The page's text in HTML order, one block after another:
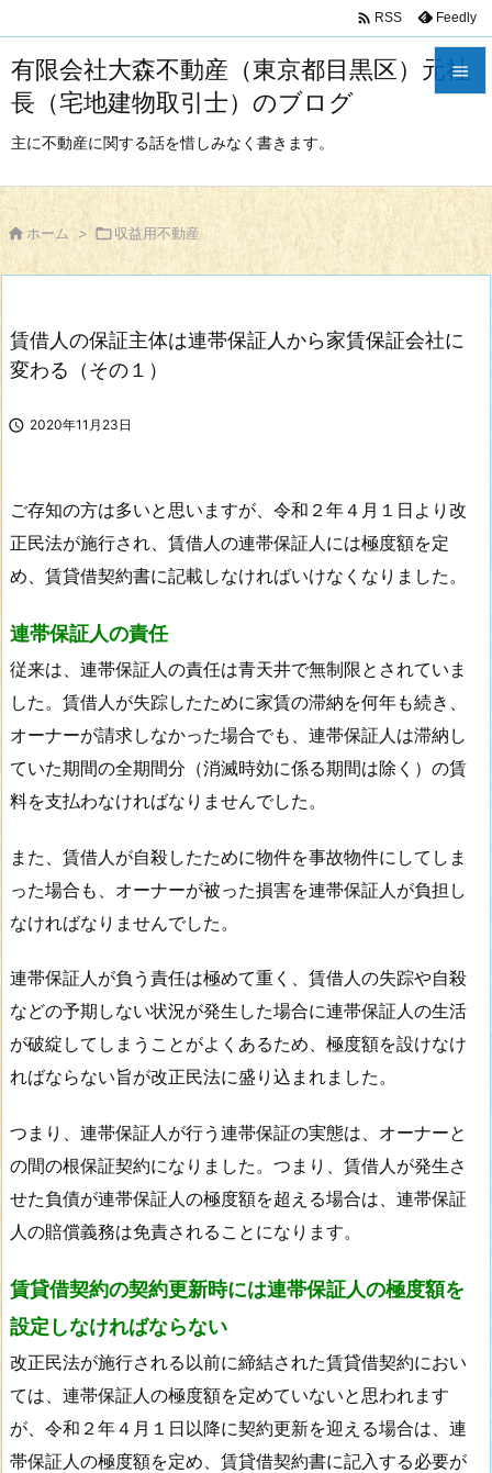
有限会社大森不動産（東京都目黒区）元社
長（宅地建物取引士）のブログ
主に不動産に関する話を惜しみなく書きます。

サイド

前へ

 RSS Feedly
 ホーム > 収益用不動産
賃借人の保証主体は連帯保証人から家賃保証会社に
変わる（その１）
 2020年11月23日
ご存知の方は多いと思いますが、令和２年４月１日より改
正民法が施行され、賃借人の連帯保証人には極度額を定
め、賃貸借契約書に記載しなければいけなくなりました。
連帯保証人の責任
従来は、連帯保証人の責任は青天井で無制限とされていま
した。賃借人が失踪したために家賃の滞納を何年も続き、
オーナーが請求しなかった場合でも、連帯保証人は滞納し
ていた期間の全期間分（消滅時効に係る期間は除く）の賃
料を支払わなければなりませんでした。
また、賃借人が自殺したために物件を事故物件にしてしま
った場合も、オーナーが被った損害を連帯保証人が負担し
なければなりませんでした。
連帯保証人が負う責任は極めて重く、賃借人の失踪や自殺
などの予期しない状況が発生した場合に連帯保証人の生活
が破綻してしまうことがよくあるため、極度額を設けなけ
ればならない旨が改正民法に盛り込まれました。
つまり、連帯保証人が行う連帯保証の実態は、オーナーと
の間の根保証契約になりました。つまり、賃借人が発生さ
せた負債が連帯保証人の極度額を超える場合は、連帯保証
人の賠償義務は免責されることになります。
賃貸借契約の契約更新時には連帯保証人の極度額を
設定しなければならない
改正民法が施行される以前に締結された賃貸借契約におい
ては、連帯保証人の極度額を定めていないと思われます
が、令和２年４月１日以降に契約更新を迎える場合は、連
帯保証人の極度額を定め、賃貸借契約書に記入する必要が